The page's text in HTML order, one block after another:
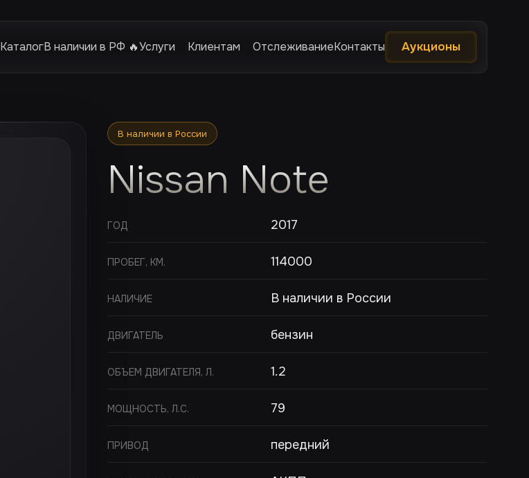
КаталогВ наличии в РФ 🔥Услуги Клиентам ОтслеживаниеКонтакты Аукционы
В наличии в России
Nissan Note
ГОД 2017
ПРОБЕГ, КМ. 114000
НАЛИЧИЕ В наличии в России
ДВИГАТЕЛЬ бензин
ОБЪЕМ ДВИГАТЕЛЯ, Л. 1.2
МОЩНОСТЬ, Л.С. 79
ПРИВОД передний